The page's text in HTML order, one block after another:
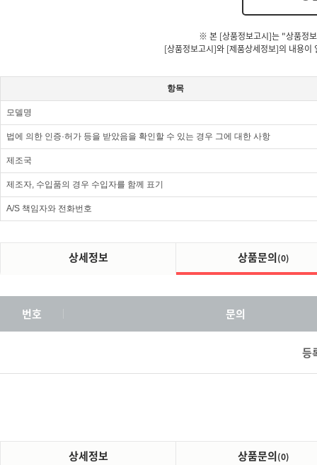
※ 본 [상품정보고시]는 "상품정
[상품정보고시]와 [제품상세정보]의 내용이
항목
모델명
법에 의한 인증·허가 등을 받았음을 확인할 수 있는 경우 그에 대한 사항
제조국
제조자, 수입품의 경우 수입자를 함께 표기
A/S 책임자와 전화번호
상세정보 상품문의(0)
번호 문의
등
상세정보 상품문의(0)